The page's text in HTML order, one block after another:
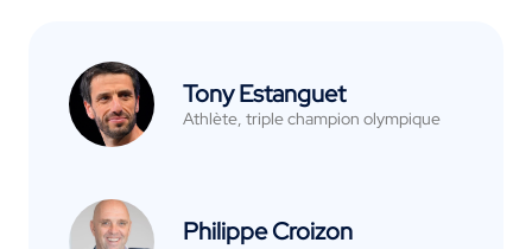
Tony Estanguet
Athlète, triple champion olympique
Philippe Croizon